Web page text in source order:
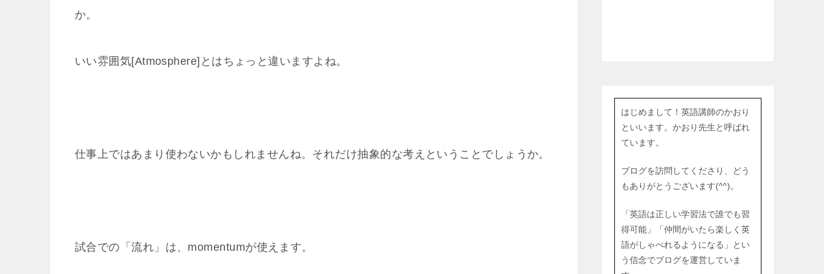
か。
いい雰囲気[Atmosphere]とはちょっと違いますよね。
仕事上ではあまり使わないかもしれませんね。それだけ抽象的な考えということでしょうか。
試合での「流れ」は、momentumが使えます。
はじめまして！英語講師のかおり
といいます。かおり先生と呼ばれ
ています。
ブログを訪問してくださり、どう
もありがとうございます(^^)。
「英語は正しい学習法で誰でも習
得可能」「仲間がいたら楽しく英
語がしゃべれるようになる」とい
う信念でブログを運営していま